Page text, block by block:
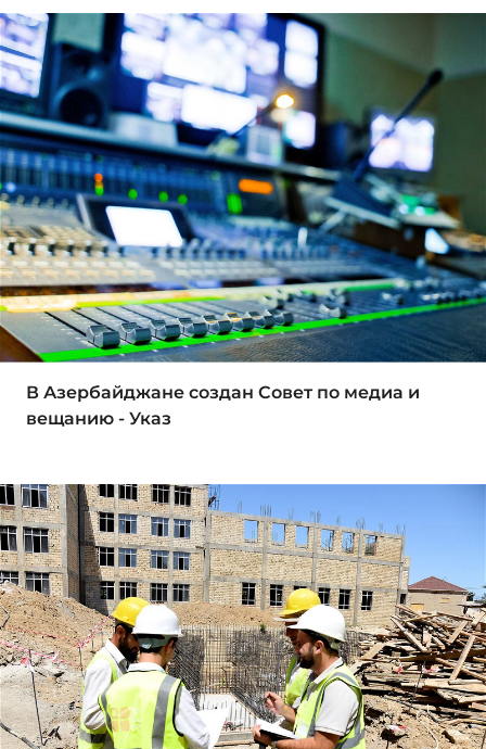
В Азербайджане создан Совет по медиа и
вещанию - Указ